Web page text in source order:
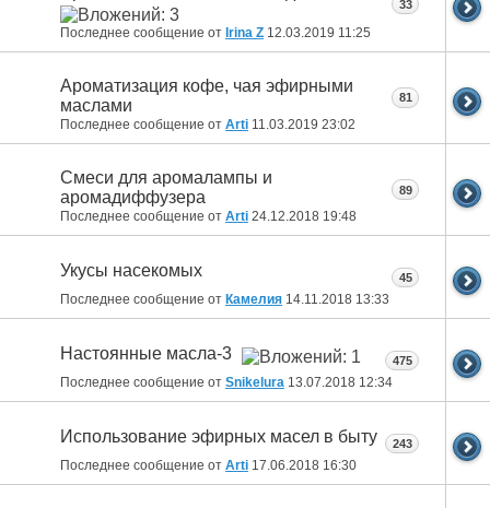
Последнее сообщение от Irina Z 12.03.2019 11:25
33
Ароматизация кофе, чая эфирными
маслами
Последнее сообщение от Arti 11.03.2019 23:02
81
Смеси для аромалампы и
аромадиффузера
Последнее сообщение от Arti 24.12.2018 19:48
89
Укусы насекомых
Последнее сообщение от Камелия 14.11.2018 13:33
45
Настоянные масла-3
Последнее сообщение от Snikelura 13.07.2018 12:34
475
Использование эфирных масел в быту
Последнее сообщение от Arti 17.06.2018 16:30
243